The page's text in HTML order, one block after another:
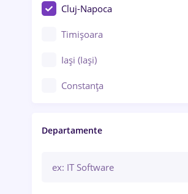
Cluj-Napoca
Timișoara
Iași (Iași)
Constanța
Brașov
Bacău
Departamente